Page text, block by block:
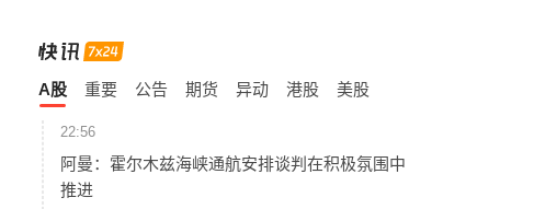
A股 重要 公告 期货 异动 港股 美股
22:56
阿曼：霍尔木兹海峡通航安排谈判在积极氛围中
推进